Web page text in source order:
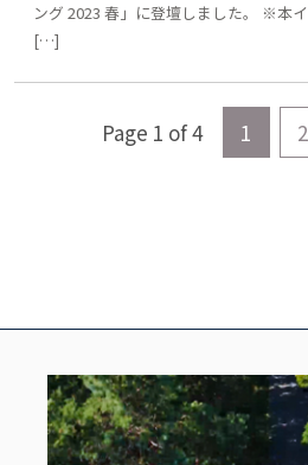
ング 2023 春」に登壇しました。 ※本
[…]
Page 1 of 4 1 2